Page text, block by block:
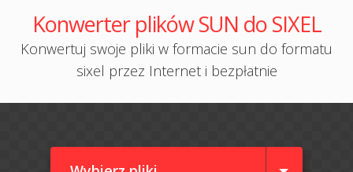
Konwerter plików SUN do SIXEL
Konwertuj swoje pliki w formacie sun do formatu
sixel przez Internet i bezpłatnie